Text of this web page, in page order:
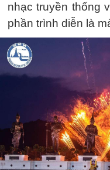
nhạc truyền thống
phần trình diễn là